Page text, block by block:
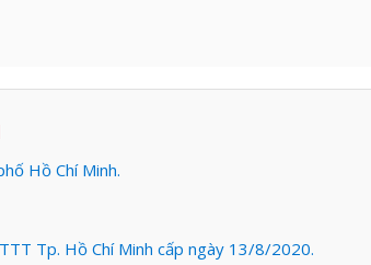
Hồ Chí Minh.
Tp. Hồ Chí Minh cấp ngày 13/8/2020.